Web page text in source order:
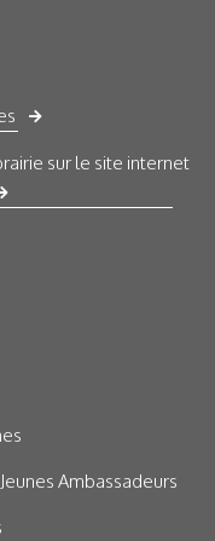
sur le site internet
Ambassadeurs